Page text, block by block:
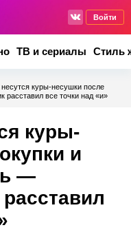
Войти
ТВ и сериалы Стиль
куры-несушки после
расставил все точки над «и»
куры-
и
—